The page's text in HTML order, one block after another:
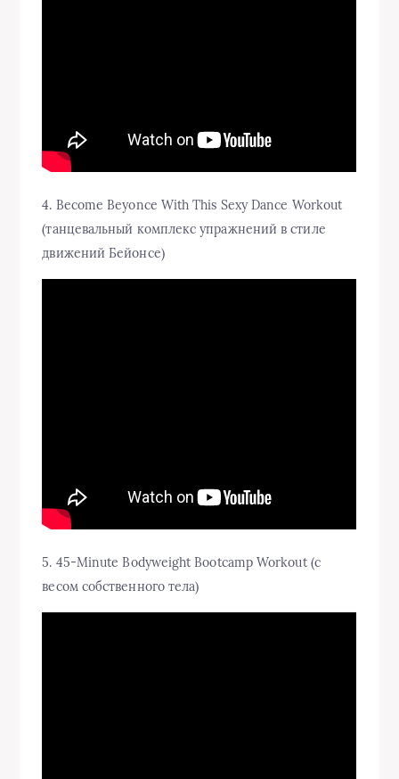
4. Become Beyonce With This Sexy Dance Workout
(танцевальный комплекс упражнений в стиле
движений Бейонсе)
5. 45-Minute Bodyweight Bootcamp Workout (с
весом собственного тела)